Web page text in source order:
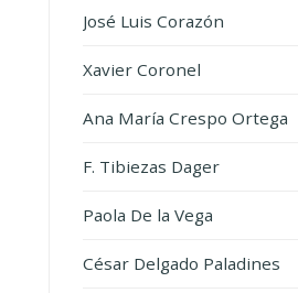
José Luis Corazón
Xavier Coronel
Ana María Crespo Ortega
F. Tibiezas Dager
Paola De la Vega
César Delgado Paladines